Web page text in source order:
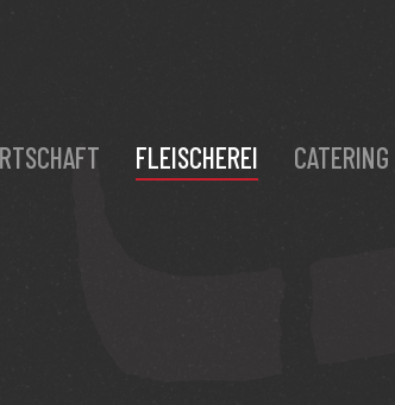
FLEISCHEREI CATERING